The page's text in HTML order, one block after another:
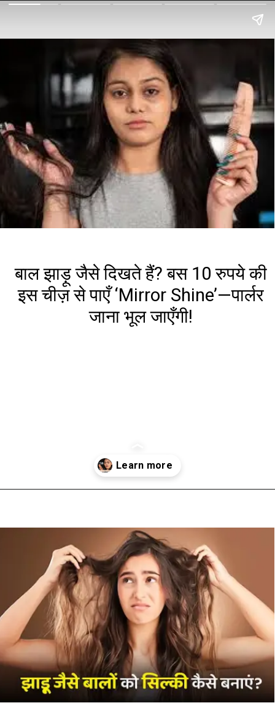
बाल झाड़ू जैसे दिखते हैं? बस 10 रुपये की
इस चीज़ से पाएँ ‘Mirror Shine’—पार्लर
जाना भूल जाएँगी!